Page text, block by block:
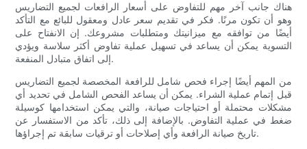
هناك جانب آخر مهم للتفاوض على أسعار الرافعات لجميع التضاريس
وهو أن تكون مرنًا. فكر في تقديم سعر عادل ومعقول للبائع مع التأكد
أيضًا من توافقه مع ميزانيتك ومتطلبات مشروعك. إن الانفتاح على
التسوية يمكن أن يساعد في تسهيل عملية تفاوض أكثر سلاسة ويؤدي
إلى اتفاق متبادل المنفعة.
من المهم أيضًا إجراء فحص شامل للرافعة المخصصة لجميع التضاريس
قبل إتمام عملية الشراء. يمكن أن يساعد الفحص الشامل في تحديد أي
مشكلات محتملة أو احتياجات صيانة، والتي يمكن استخدامها كوسيلة
ضغط في عملية التفاوض. بالإضافة إلى ذلك، تأكد من الاستفسار عن
تاريخ صيانة الرافعة وأي إصلاحات أو ترقيات سابقة تم إجراؤها.